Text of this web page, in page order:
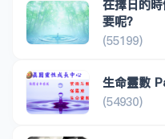
在擇日的
要呢？
(55199)
生命靈數
(54930)